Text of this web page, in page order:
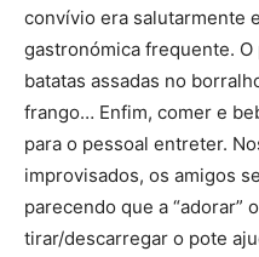
convívio era salutarmente
gastronómica frequente.
batatas assadas no
frango… Enfim, comer e
para o pessoal entreter.
improvisados, os amigos
parecendo que a “adorar”
tirar/descarregar o pote